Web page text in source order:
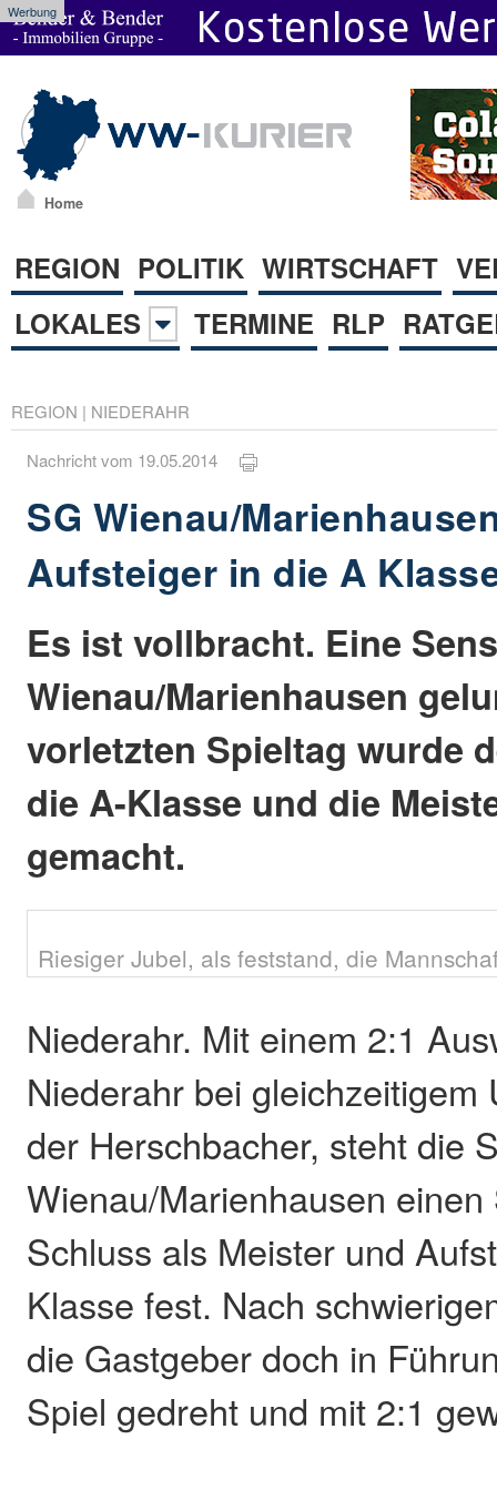
Werbung
Home
REGION POLITIK WIRTSCHAFT
LOKALES
TERMINE RLP
REGION | NIEDERAHR
Nachricht vom 19.05.2014
SG Wienau/
Aufsteiger in die A
Es ist vollbracht. Eine
Wienau/Marienhausen
vorletzten Spieltag wurde
die A-Klasse und die
gemacht.
Riesiger Jubel, als feststand, die
Niederahr. Mit einem 2:1
Niederahr bei gleichzeitigem
der Herschbacher, steht die
Wienau/Marienhausen
Schluss als Meister und
Klasse fest. Nach
die Gastgeber doch in
Spiel gedreht und mit 2:1